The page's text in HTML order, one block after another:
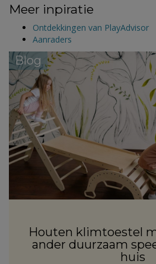
Meer inpiratie
Ontdekkingen van PlayAdvisor
Aanraders
Blog
Houten klimtoestel
ander duurzaam
huis